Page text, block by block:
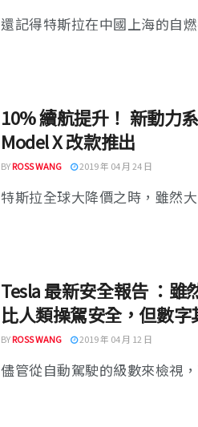
還記得特斯拉在中國上海的自
10% 續航提升！ 新動力
Model X 改款推出
BYROSS WANG 2019 年 04 月 24 日
特斯拉全球大降價之時，雖然
Tesla 最新安全報告 ：雖
比人類操駕安全，但數
BYROSS WANG 2019 年 04 月 12 日
儘管從自動駕駛的級數來檢視